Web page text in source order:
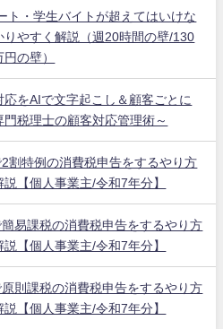
ト・学生バイトが超えてはいけな
やすく解説（週20時間の壁/130
の壁）
応をAIで文字起こし＆顧客ごとに
税理士の顧客対応管理術～
割特例の消費税申告をするやり方
【個人事業主/令和7年分】
易課税の消費税申告をするやり方
【個人事業主/令和7年分】
則課税の消費税申告をするやり方
【個人事業主/令和7年分】